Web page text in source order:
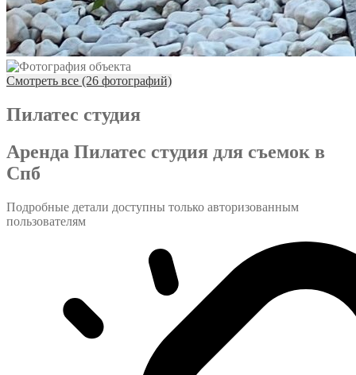
Смотреть все (26 фотографий)
Пилатес студия
Аренда Пилатес студия для съемок в
Спб
Подробные детали доступны только авторизованным
пользователям